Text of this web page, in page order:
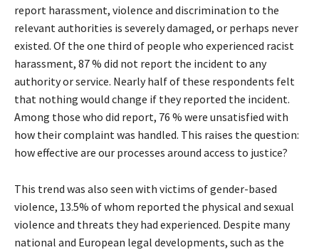
report harassment, violence and discrimination to the
relevant authorities is severely damaged, or perhaps never
existed. Of the one third of people who experienced racist
harassment, 87 % did not report the incident to any
authority or service. Nearly half of these respondents felt
that nothing would change if they reported the incident.
Among those who did report, 76 % were unsatisfied with
how their complaint was handled. This raises the question:
how effective are our processes around access to justice?
This trend was also seen with victims of gender-based
violence, 13.5% of whom reported the physical and sexual
violence and threats they had experienced. Despite many
national and European legal developments, such as the